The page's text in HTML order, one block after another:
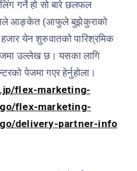
गर्ने हो सो बारे छलफल
आङ्केत (आफुले बुझेकुराको
येन शुरुवातको पारिश्रमिक
उल्लेख छ। यसका लागि
पेजमा गएर हेर्नुहोला।
flex-marketing-
flex-marketing-
delivery-partner-info